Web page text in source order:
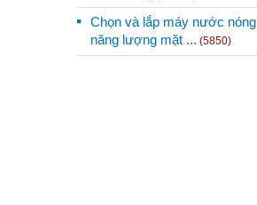
Chọn và lắp máy nước nóng
năng lượng mặt ... (5850)